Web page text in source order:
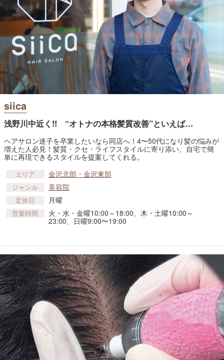
siica
浅野川中近く!! “オトナの本格髪質改善”といえば…
ヘアサロン迷子を卒業したいなら同店へ！4〜50代になり髪の悩みが
増えた人必見！髪質・クセ・ライフスタイルに寄り添い、自宅で簡
単に再現できるスタイルを提案してくれる。
エリア 金沢北部・金沢東部
ジャンル 美容院
定休日 月曜
営業時間
火・水・金曜10:00～18:00、木・土曜10:00～
23:00、日曜9:00〜19:00